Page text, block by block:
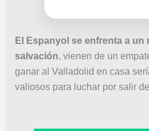
El Espanyol se enfrenta a un
salvación, vienen de un
ganar al Valladolid en casa
valiosos para luchar por salir